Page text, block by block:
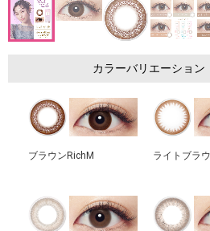
カラーバリエーション
ブラウンRichM ライトブラ